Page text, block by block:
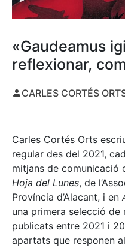
«Gaudeamus
reflexionar,
CARLES CORTÉS
Carles Cortés Orts
regular des del 2021,
mitjans de comunicació
Hoja del Lunes, de
Província d’Alacant, i en
una primera selecció de
publicats entre 2021 i
apartats que responen